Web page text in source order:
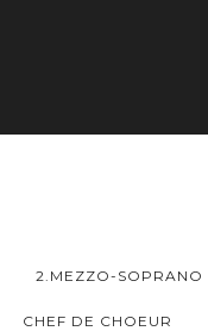
2.MEZZO-SOPRANO
CHEF DE CHOEUR